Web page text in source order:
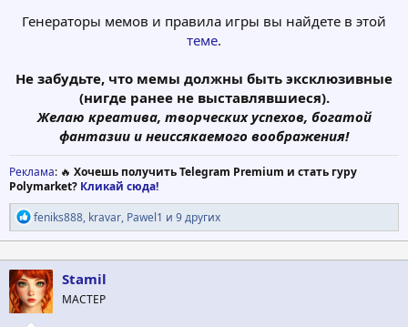
Генераторы мемов и правила игры вы найдете в этой
теме.
Не забудьте, что мемы должны быть эксклюзивные
(нигде ранее не выставлявшиеся).
Желаю креатива, творческих успехов, богатой
фантазии и неиссякаемого воображения!
Реклама: 🔥 Хочешь получить Telegram Premium и стать гуру
Polymarket? Кликай сюда!
Р
е
а
к
ц
и
и
:
feniks888, kravar, Pawel1 и 9 других
Stamil
МАСТЕР